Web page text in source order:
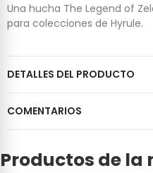
Una hucha The Legend of
para colecciones de Hyrule.
DETALLES DEL PRODUCTO
COMENTARIOS
Productos de